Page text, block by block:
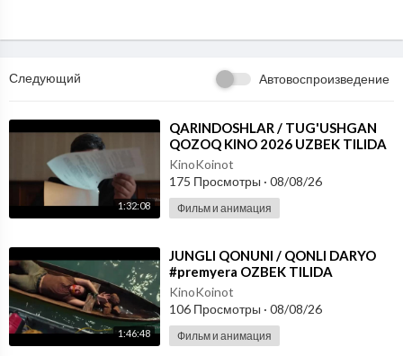
Следующий Автовоспроизведение
1:32:08
⁣QARINDOSHLAR / TUG'USHGAN
QOZOQ KINO 2026 UZBEK TILIDA
KinoKoinot
175 Просмотры · 08/08/26
Фильм и анимация
1:46:48
⁣JUNGLI QONUNI / QONLI DARYO
#premyera OZBEK TILIDA
KinoKoinot
106 Просмотры · 08/08/26
Фильм и анимация